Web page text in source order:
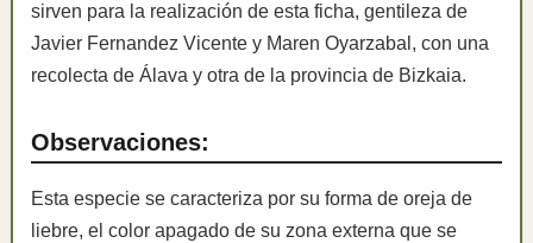
sirven para la realización de esta ficha, gentileza de
Javier Fernandez Vicente y Maren Oyarzabal, con una
recolecta de Álava y otra de la provincia de Bizkaia.
Observaciones:
Esta especie se caracteriza por su forma de oreja de
liebre, el color apagado de su zona externa que se